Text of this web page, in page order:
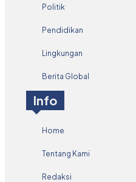
Politik
Pendidikan
Lingkungan
Berita Global
Info
Home
Tentang Kami
Redaksi